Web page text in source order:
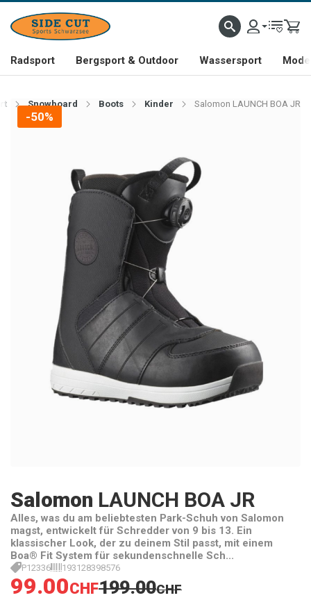
Radsport Bergsport & Outdoor Wassersport
Snowboard Boots Kinder Salomon LAUNCH BOA JR
-50%
Salomon LAUNCH BOA JR
Alles, was du am beliebtesten Park-Schuh von Salomon
magst, entwickelt für Schredder von 9 bis 13. Ein
klassischer Look, der zu deinem Stil passt, mit einem
Boa® Fit System für sekundenschnelle Sch...
P12336 193128398576
99.00CHF199.00CHF